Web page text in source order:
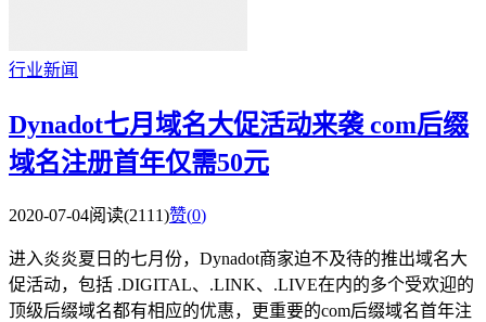
行业新闻
Dynadot七月域名大促活动来袭 com后缀
域名注册首年仅需50元
2020-07-04阅读(2111)赞(0)
进入炎炎夏日的七月份，Dynadot商家迫不及待的推出域名大
促活动，包括 .DIGITAL、.LINK、.LIVE在内的多个受欢迎的
顶级后缀域名都有相应的优惠，更重要的com后缀域名首年注